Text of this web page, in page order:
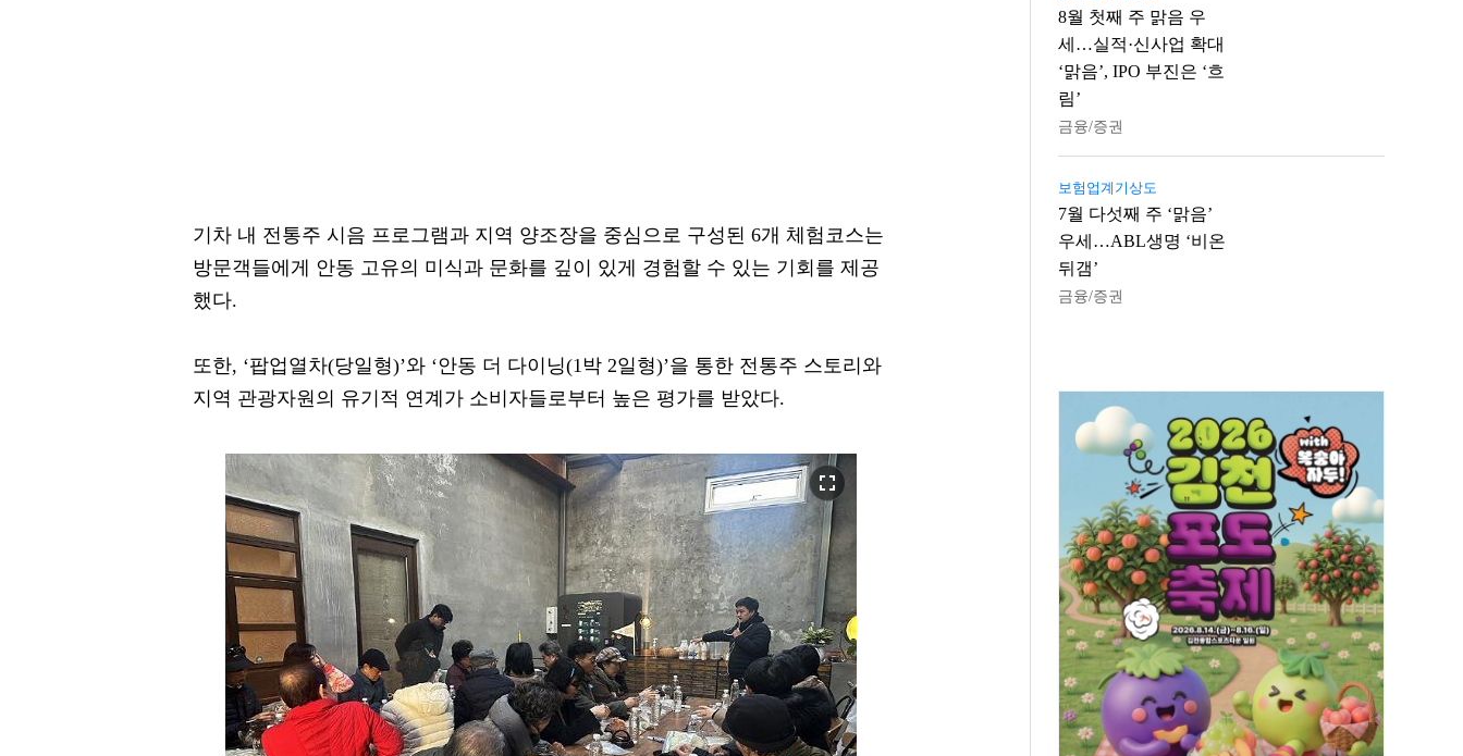
기차 내 전통주 시음 프로그램과 지역 양조장을 중심으로 구성된 6개 체험코스는
방문객들에게 안동 고유의 미식과 문화를 깊이 있게 경험할 수 있는 기회를 제공
했다.
또한, ‘팝업열차(당일형)’와 ‘안동 더 다이닝(1박 2일형)’을 통한 전통주 스토리와
지역 관광자원의 유기적 연계가 소비자들로부터 높은 평가를 받았다.
fullscreen
8월 첫째 주 맑음 우
세…실적·신사업 확대
‘맑음’, IPO 부진은 ‘흐
림’
금융/증권
보험업계기상도
7월 다섯째 주 ‘맑음’
우세…ABL생명 ‘비온
뒤갬’
금융/증권